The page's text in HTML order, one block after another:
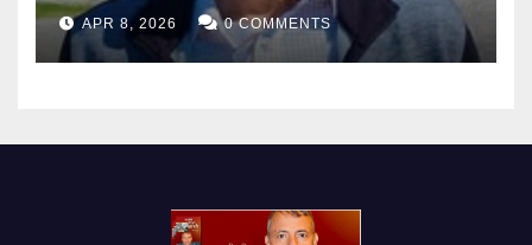
APR 8, 2026 0 COMMENTS